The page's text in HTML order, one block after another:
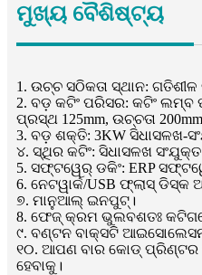
ମୁଖ୍ୟ ବୈଶିଷ୍ଟ୍ୟ
1. ଉଚ୍ଚ ସଠିକତା ସ୍ଥାନ:
2. ବଡ଼ କଟିଂ ପରିସର: କଟିଂ ଲମ୍ବ
ପ୍ରସ୍ଥ 125mm, ଉଚ୍ଚତା
3. ବଡ଼ ଶକ୍ତି: 3KW ସିଧାସଳଖ-
୪. ସ୍ଥିର କଟିଂ: ସିଧାସଳଖ
5. ସଫ୍ଟୱେର୍ ଡକିଂ: ERP
6. ନେଟୱାର୍କ/USB ଫ୍ଲାସ୍
୭. ମାନୁଆଲ୍ ଇନପୁଟ୍।
8. ଫେଜ୍ କ୍ରମ ଭୁଲବଶତଃ
୯. ବଣ୍ଟନ ବାକ୍ସଟି ଆଇସୋଲେସନ
୧୦. ଆପଣ ବାର କୋଡ୍ ପ୍ରିଣ୍ଟର
ହେବାକୁ।